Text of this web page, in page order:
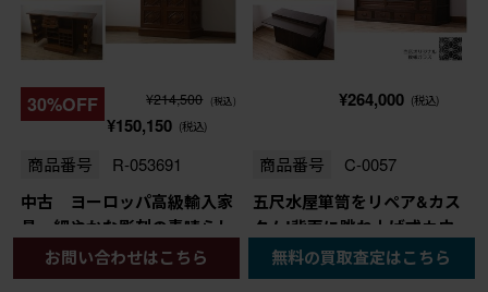
30%OFF ¥214,500 (税込)
¥150,150 (税込)
商品番号 R-053691
中古 ヨーロッパ高級輸入家
具 細やかな彫刻の素晴らし
いサーバー (R-053691)
¥264,000 (税込)
商品番号 C-0057
五尺水屋箪笥をリペア&カス
タム!背面に跳ね上げ式カウ
ンターを取り付け。倹飩式扉
を右開き戸へ変更。建具は麻
お問い合わせはこちら 無料の買取査定はこちら